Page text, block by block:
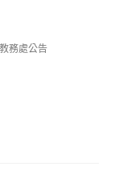
教務處公告